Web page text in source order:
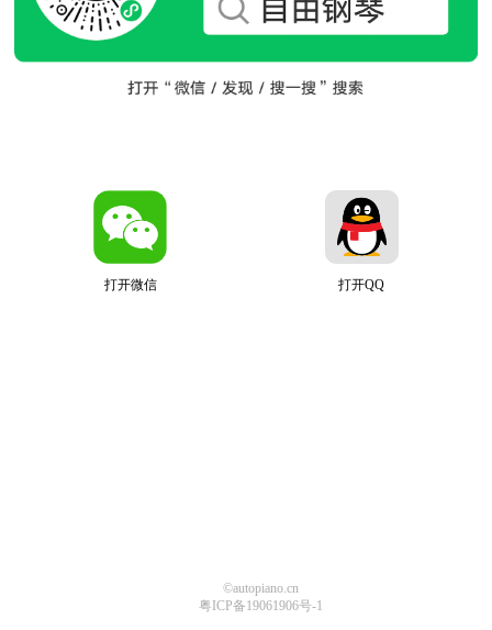
打开微信 打开QQ
©autopiano.cn
粤ICP备19061906号-1